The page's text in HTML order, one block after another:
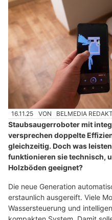
16.11.25 VON BELMEDIA
Staubsaugerroboter mit
versprechen doppelte
gleichzeitig. Doch was
funktionieren sie technisch,
Holzböden geeignet?
Die neue Generation
erstaunlich ausgereift. Viele
Wassersteuerung und